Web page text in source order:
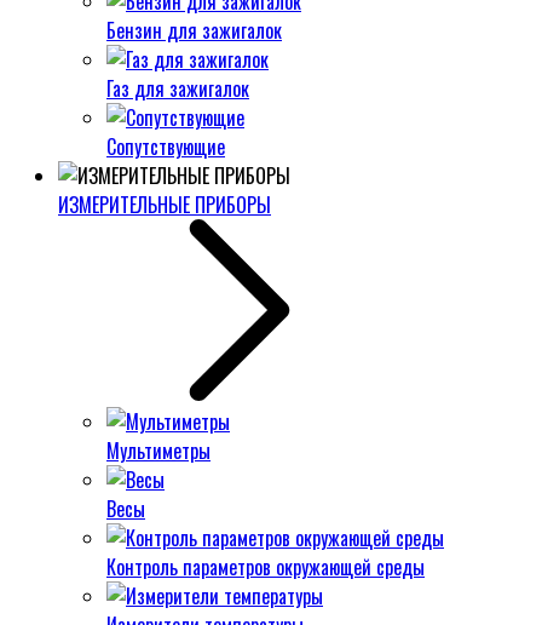
Бензин для зажигалок
Газ для зажигалок
Сопутствующие
ИЗМЕРИТЕЛЬНЫЕ ПРИБОРЫ
Мультиметры
Весы
Контроль параметров окружающей среды